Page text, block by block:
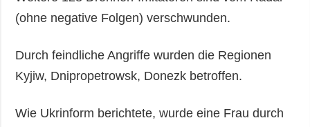
(ohne negative Folgen) verschwunden.
Durch feindliche Angriffe wurden die Regionen
Kyjiw, Dnipropetrowsk, Donezk betroffen.
Wie Ukrinform berichtete, wurde eine Frau durch